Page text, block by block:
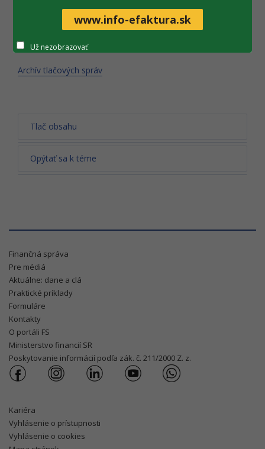
Vaša Finančná správa
(01. 11. 2025)
Archív tlačových správ
Tlač obsahu
Opýtať sa k téme
Finančná správa
Pre médiá
Aktuálne: dane a clá
Praktické príklady
Formuláre
Kontakty
O portáli FS
Ministerstvo financií SR
Poskytovanie informácií podľa zák. č. 211/2000 Z. z.
Kariéra
Vyhlásenie o prístupnosti
Vyhlásenie o cookies
www.info-efaktura.sk
Už nezobrazovať